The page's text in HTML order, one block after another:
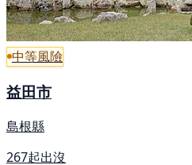
中等風險
益田市
島根縣
267起出沒